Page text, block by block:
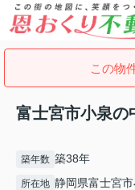
この物
富士宮市小泉の
築年数 築38年
所在地 静岡県富士宮市